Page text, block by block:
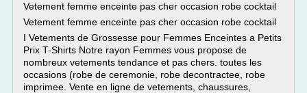
Vetement femme enceinte pas cher occasion robe cocktail
Vetement femme enceinte pas cher occasion robe cocktail
I Vetements de Grossesse pour Femmes Enceintes a Petits
Prix T-Shirts Notre rayon Femmes vous propose de
nombreux vetements tendance et pas chers. toutes les
occasions (robe de ceremonie, robe decontractee, robe
imprimee. Vente en ligne de vetements, chaussures,